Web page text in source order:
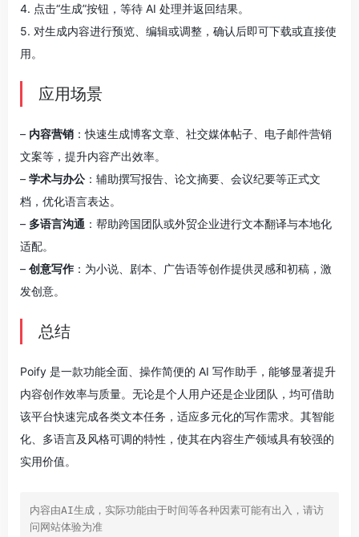
4. 点击“生成”按钮，等待 AI 处理并返回结果。
5. 对生成内容进行预览、编辑或调整，确认后即可下载或直接使
用。
应用场景
– 内容营销 ：快速生成博客文章、社交媒体帖子、电子邮件营销
文案等，提升内容产出效率。
– 学术与办公 ：辅助撰写报告、论文摘要、会议纪要等正式文
档，优化语言表达。
– 多语言沟通 ：帮助跨国团队或外贸企业进行文本翻译与本地化
适配。
– 创意写作 ：为小说、剧本、广告语等创作提供灵感和初稿，激
发创意。
总结
Poify 是一款功能全面、操作简便的 AI 写作助手，能够显著提升
内容创作效率与质量。无论是个人用户还是企业团队，均可借助
该平台快速完成各类文本任务，适应多元化的写作需求。其智能
化、多语言及风格可调的特性，使其在内容生产领域具有较强的
实用价值。
内容由AI生成，实际功能由于时间等各种因素可能有出入，请访
问网站体验为准